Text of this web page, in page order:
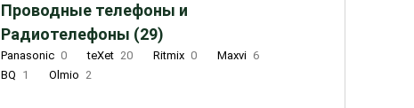
Проводные телефоны и
Радиотелефоны (29)
Panasonic 0 teXet 20 Ritmix 0 Maxvi 6
BQ 1 Olmio 2